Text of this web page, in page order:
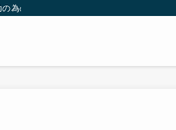
の秘訣等。太ったり悩んでいる方々が